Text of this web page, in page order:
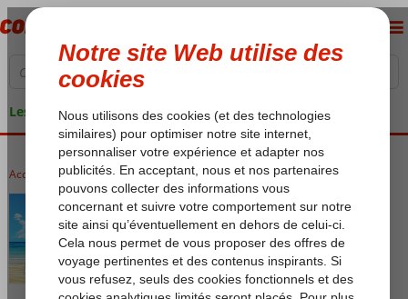
Les garanties de vacances
Accueil Last Minutes